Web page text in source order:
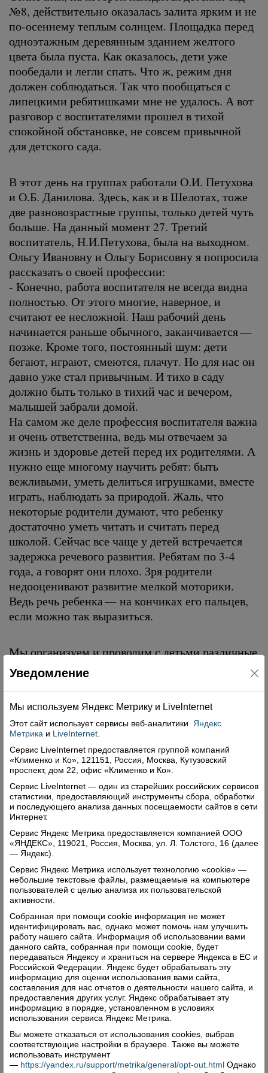
№8, действительно оказалась залита ярким и не
по-осеннему теплым солнцем. Площадка перед
одноэтажным деревянным зданием желтого
цвета была пуста. Как оказалось, дети уже
пообедали и легли спать. Что ж, режим дня
должен соблюдаться. Так что пообщаться с
липецкими ребятишками мне не удалось. А вот
разговор с воспитателями прошел в тихой
спокойной обстановке, не совсем привычной
для детского сада.
В этот день на группах работали О.И. Петухова
и О.Б. Данилова. Здесь, как и в Шелотах, тоже
две разновозрастные группы, только детей чуть
больше. На данный момент 27. Третий
воспитатель, Н.И.Петухова, была на выходном.
Ольгу Ивановну и Ольгу Борисовну я попросила
рассказать о своей профессии:
- Конечно, работа воспитателя не всегда видна
полностью. От этого многие, наверное, и
считают ее несложной. Наш рабочий день
начинается раньше обычного, заканчивается —
позже. Кроме того, постоянный шум: дети
бегают, играют, смеются, плачут. Но для нас он
давно уже стал привычным. И тихо в саду
должно быть только в тихий час и вечером,
малышей забрали домой.
На самом же деле профессия воспитателя важна
и очень ответственна, ведь мы отвечаем за
жизнь и здоровье детей перед их родителями. А
нужно еще многому научить ребят: быть
вежливыми, уметь делиться игрушками, вместе
играть, наблюдать за природой. Жаль, что
некоторые родители думают, что ребенку
достаточно уметь читать и считать перед
школой. Сейчас все чаще у детей встречается
задержка речевого развития. Ребятам по 3-4
года, а говорят они плохо. Зря родители
недооценивают развитие мелкой моторики.
Ведь речь ребенка — на кончиках его пальцев,
если можно так выразиться.
Мы организуем и проводим с детьми различные
мероприятия, на которые приглашаем
родителей. Они с удовольствием приходят.
Проблема в том, что у нас нет музыкального
работника, поэтому все приходится делать
самим. Хорошо, что есть интернет: музыку,
слова, танцы можно найти там. Но искать это
приходится уже дома, в выходные, здесь
времени нет.
Как сказала Татьяна Анатольевна Замятина,
заведующая детским садом, коллектив у нее
небольшой, но слаженный: «У каждого
воспитателя приличный педагогический
стаж.Ольга Ивановна и Ольга Борисовна имеют
первую квалификационную категорию, Нинель
Ивановна — высшую. Никакого контроля не
нужно, они все прекрасно сами знают».
«Я думаю, - продолжает Татьяна Анатольевна, -
что при работе с детьми прежде всего нужны
знания педагогики и психологии, а еще —
эмоциональность и доброжелательность.
Маленькие дети, может быть, плохо понимают
слова, но вот душу их сложно обмануть. Нужно
любить их, быть искренними, тогда они с
радостью придут в детский сад. И, конечно же,
нужно огромное терпение, иногда не только в
работе с детьми, но и в общении с родителями.
Не все уделяют должное внимание воспитанию
Уведомление
Мы используем Яндекс Метрику и Livelnternet
Этот сайт использует сервисы веб-аналитики
Яндекс
Метрика и LiveInternet
Сервис LiveInternet предоставляется группой компаний
«Клименко и Ко», 121151, Россия, Москва, Кутузовский
проспект, дом 22, офис «Клименко и Ко».
Сервис LiveInternet — один из старейших российских сервисов
статистики, предоставляющий инструменты сбора, обработки
и последующего анализа данных посещаемости сайтов в сети
Интернет.
Сервис Яндекс Метрика предоставляется компанией ООО
«ЯНДЕКС», 119021, Россия, Москва, ул. Л. Толстого, 16 (далее
— Яндекс).
Сервис Яндекс Метрика использует технологию «cookie» —
небольшие текстовые файлы, размещаемые на компьютере
пользователей с целью анализа их пользовательской
активности.
Собранная при помощи cookie информация не может
идентифицировать вас, однако может помочь нам улучшить
работу нашего сайта. Информация об использовании вами
данного сайта, собранная при помощи cookie, будет
передаваться Яндексу и храниться на сервере Яндекса в ЕС и
Российской Федерации. Яндекс будет обрабатывать эту
информацию для оценки использования вами сайта,
составления для нас отчетов о деятельности нашего сайта, и
предоставления других услуг. Яндекс обрабатывает эту
информацию в порядке, установленном в условиях
использования сервиса Яндекс Метрика.
Вы можете отказаться от использования cookies, выбрав
соответствующие настройки в браузере. Также вы можете
использовать инструмент
— https://yandex.ru/support/metrika/general/opt-out.html Однако